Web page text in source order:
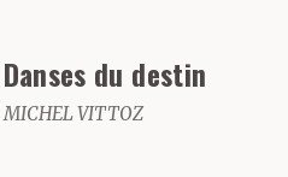
Danses du destin
MICHEL VITTOZ